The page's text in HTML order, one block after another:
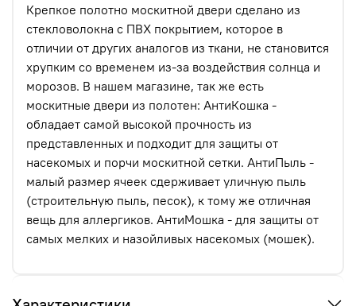
Крепкое полотно москитной двери сделано из
стекловолокна с ПВХ покрытием, которое в
отличии от других аналогов из ткани, не становится
хрупким со временем из-за воздействия солнца и
морозов. В нашем магазине, так же есть
москитные двери из полотен: АнтиКошка -
обладает самой высокой прочность из
представленных и подходит для защиты от
насекомых и порчи москитной сетки. АнтиПыль -
малый размер ячеек сдерживает уличную пыль
(строительную пыль, песок), к тому же отличная
вещь для аллергиков. АнтиМошка - для защиты от
самых мелких и назойливых насекомых (мошек).